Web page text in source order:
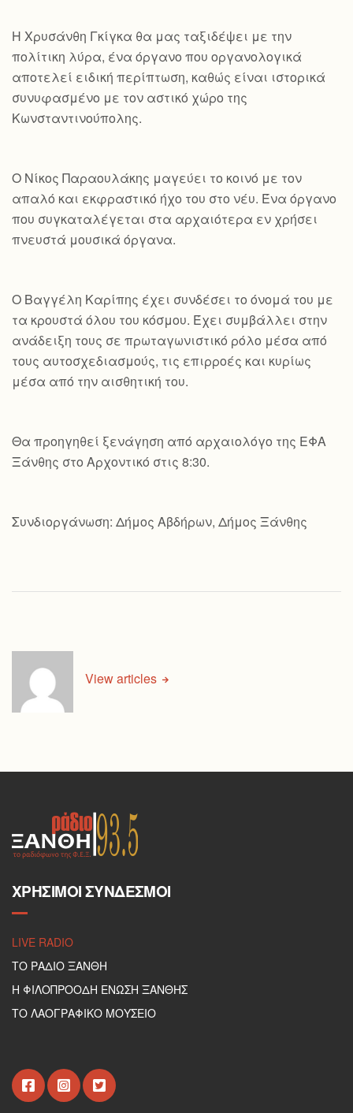
Η Χρυσάνθη Γκίγκα θα μας ταξιδέψει με την
πολίτικη λύρα, ένα όργανο που οργανολογικά
αποτελεί ειδική περίπτωση, καθώς είναι ιστορικά
συνυφασμένο με τον αστικό χώρο της
Κωνσταντινούπολης.
Ο Νίκος Παραουλάκης μαγεύει το κοινό με τον
απαλό και εκφραστικό ήχο του στο νέυ. Ένα όργανο
που συγκαταλέγεται στα αρχαιότερα εν χρήσει
πνευστά μουσικά όργανα.
Ο Βαγγέλη Καρίπης έχει συνδέσει το όνομά του με
τα κρουστά όλου του κόσμου. Έχει συμβάλλει στην
ανάδειξη τους σε πρωταγωνιστικό ρόλο μέσα από
τους αυτοσχεδιασμούς, τις επιρροές και κυρίως
μέσα από την αισθητική του.
Θα προηγηθεί ξενάγηση από αρχαιολόγο της ΕΦΑ
Ξάνθης στο Αρχοντικό στις 8:30.
Συνδιοργάνωση: Δήμος Αβδήρων, Δήμος Ξάνθης
View articles
ΧΡΉΣΙΜΟΙ ΣΎΝΔΕΣΜΟΙ
LIVE RADIO
ΤΟ ΡΑΔΙΟ ΞΑΝΘΗ
Η ΦΙΛΟΠΡΟΟΔΗ ΕΝΩΣΗ ΞΑΝΘΗΣ
ΤΟ ΛΑΟΓΡΑΦΙΚΟ ΜΟΥΣΕΙΟ